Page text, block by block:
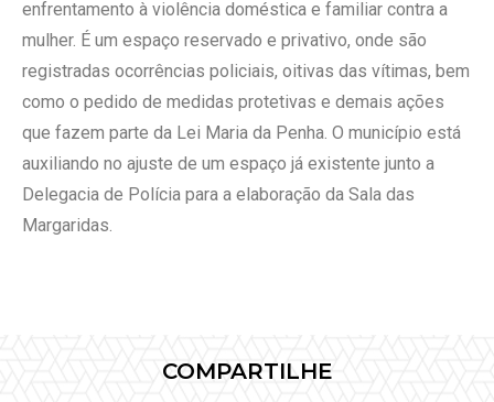
enfrentamento à violência doméstica e familiar contra a
mulher. É um espaço reservado e privativo, onde são
registradas ocorrências policiais, oitivas das vítimas, bem
como o pedido de medidas protetivas e demais ações
que fazem parte da Lei Maria da Penha. O município está
auxiliando no ajuste de um espaço já existente junto a
Delegacia de Polícia para a elaboração da Sala das
Margaridas.
COMPARTILHE